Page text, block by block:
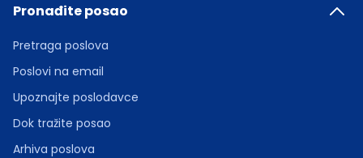
Pronađite posao
Pretraga poslova
Poslovi na email
Upoznajte poslodavce
Dok tražite posao
Arhiva poslova